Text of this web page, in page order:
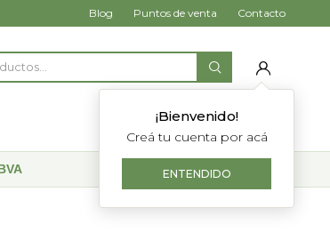
¡Bienvenido!
Creá tu cuenta por acá
ENTENDIDO
Blog Puntos de venta Contacto